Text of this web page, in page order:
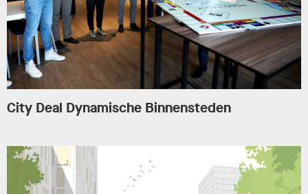
City Deal Dynamische Binnensteden